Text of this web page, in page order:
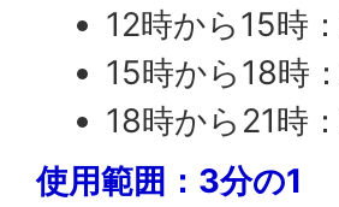
12時から15時
15時から18時
18時から21時
使用範囲：3分の1